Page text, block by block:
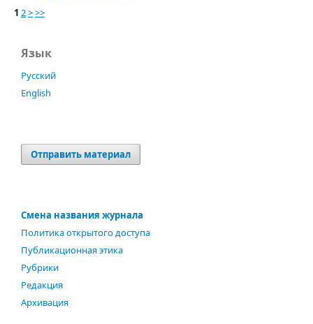
1 2>>>
Язык
Русский
English
Отправить материал
Смена названия журнала
Политика открытого доступа
Публикационная этика
Рубрики
Редакция
Архивация